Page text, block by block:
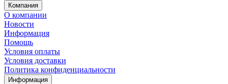
Компания
О компании
Новости
Информация
Помощь
Условия оплаты
Условия доставки
Политика конфиденциальности
Информация